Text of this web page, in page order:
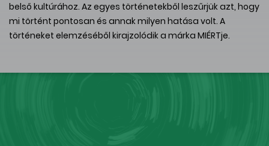
belső kultúrához. Az egyes történetekből leszűrjük azt, hogy
mi történt pontosan és annak milyen hatása volt. A
történeket elemzéséből kirajzolódik a márka MIÉRTje.